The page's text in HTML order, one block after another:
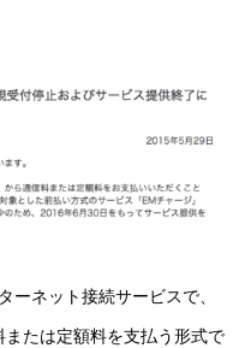
ーネット接続サービスで、
たは定額料を支払う形式で